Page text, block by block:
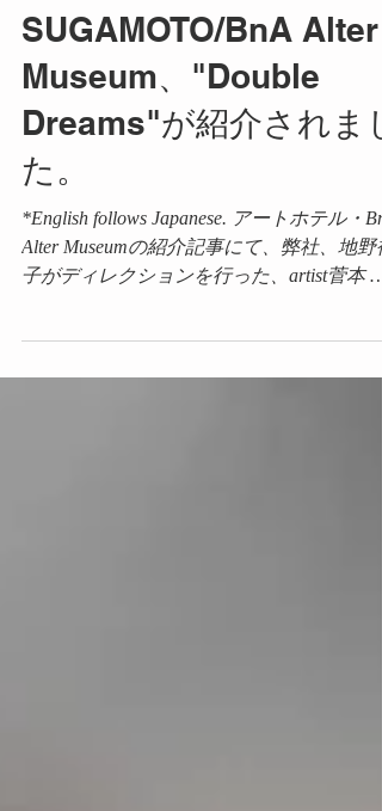
DESIGNにSATO
SUGAMOTO/BnA Alter
Museum、"Double
Dreams"が紹介されまし
た。
*English follows Japanese. アートホテル・
Alter Museumの紹介記事にて、弊社、地野
(Sato Sugamoto)の【Double Dreams】...